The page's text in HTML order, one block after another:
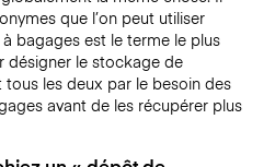
que l’on peut utiliser
bagages est le terme le plus
désigner le stockage de
tous les deux par le besoin des
avant de les récupérer plus